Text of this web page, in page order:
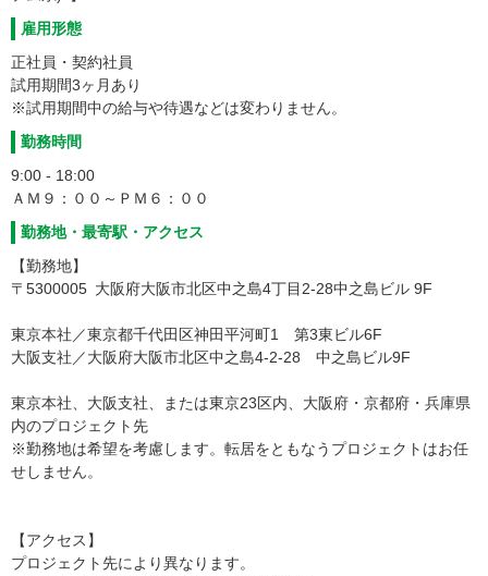
雇用形態
正社員・契約社員
試用期間3ヶ月あり
※試用期間中の給与や待遇などは変わりません。
勤務時間
9:00 - 18:00
ＡＭ９：００～ＰＭ６：００
勤務地・最寄駅・アクセス
【勤務地】
〒5300005 大阪府大阪市北区中之島4丁目2-28中之島ビル 9F
東京本社／東京都千代田区神田平河町1 第3東ビル6F
大阪支社／大阪府大阪市北区中之島4-2-28 中之島ビル9F
東京本社、大阪支社、または東京23区内、大阪府・京都府・兵庫県
内のプロジェクト先
※勤務地は希望を考慮します。転居をともなうプロジェクトはお任
せしません。
【アクセス】
プロジェクト先により異なります。